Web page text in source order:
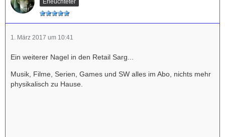
Erleuchteter
1. März 2017 um 10:41
Ein weiterer Nagel in den Retail Sarg...
Musik, Filme, Serien, Games und SW alles im Abo, nichts mehr
physikalisch zu Hause.